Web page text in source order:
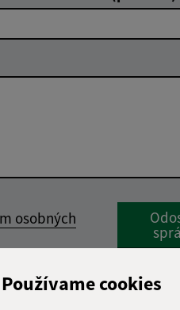
Používame cookies
osobných
Google